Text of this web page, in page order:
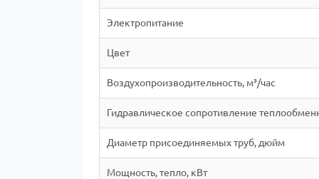
Электропитание
Цвет
Воздухопроизводительность, м³/час
Гидравлическое сопротивление
Диаметр присоединяемых труб, дюйм
Мощность, тепло, кВт